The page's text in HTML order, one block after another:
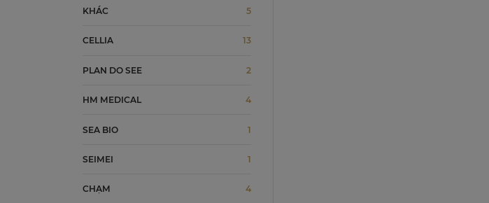
KHÁC 5
CELLIA 13
PLAN DO SEE 2
HM MEDICAL 4
SEA BIO 1
SEIMEI 1
CHẠM 4